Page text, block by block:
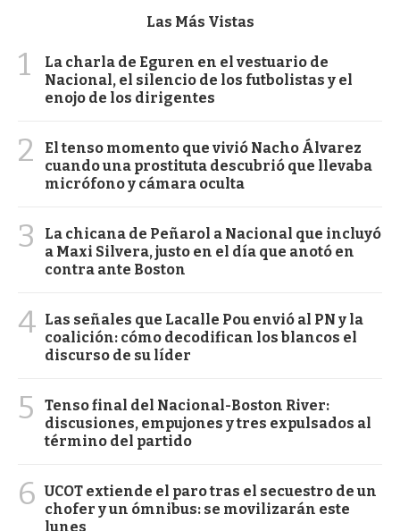
Las Más Vistas
1
La charla de Eguren en el vestuario de
Nacional, el silencio de los futbolistas y el
enojo de los dirigentes
2
El tenso momento que vivió Nacho Álvarez
cuando una prostituta descubrió que llevaba
micrófono y cámara oculta
3
La chicana de Peñarol a Nacional que incluyó
a Maxi Silvera, justo en el día que anotó en
contra ante Boston
4 Las señales que Lacalle Pou envió al PN y la
coalición: cómo decodifican los blancos el
discurso de su líder
5
Tenso final del Nacional-Boston River:
discusiones, empujones y tres expulsados al
término del partido
6 UCOT extiende el paro tras el secuestro de un
chofer y un ómnibus: se movilizarán este
lunes